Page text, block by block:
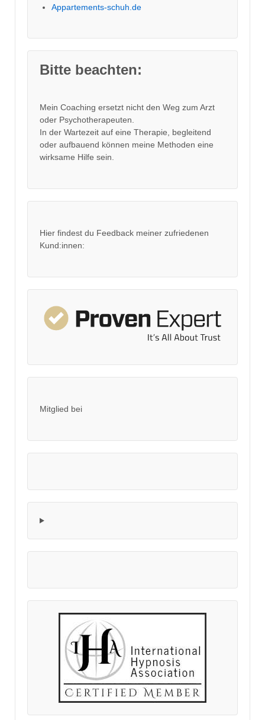
Appartements-schuh.de
Bitte beachten:
Mein Coaching ersetzt nicht den Weg zum Arzt
oder Psychotherapeuten.
In der Wartezeit auf eine Therapie, begleitend
oder aufbauend können meine Methoden eine
wirksame Hilfe sein.
Hier findest du Feedback meiner zufriedenen
Kund:innen:
Mitglied bei